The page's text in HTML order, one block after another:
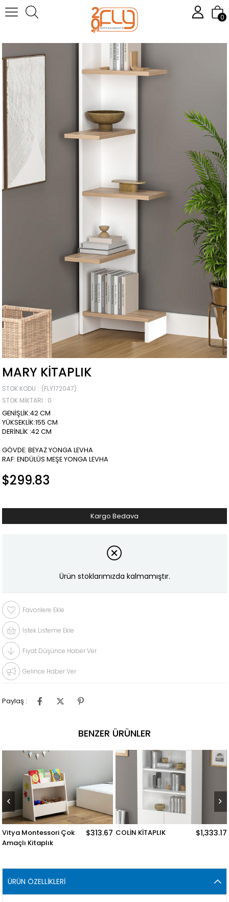
0
Anasayfa Kitaplık MARY KİTAPLIK
MARY KİTAPLIK
STOK KODU
(FLY172047)
STOK MIKTARI : 0
GENİŞLİK:42 CM
YÜKSEKLİK:155 CM
DERİNLİK :42 CM
GÖVDE: BEYAZ YONGA LEVHA
RAF: ENDÜLÜS MEŞE YONGA LEVHA
$299.83
Kargo Bedava
Ürün stoklarımızda kalmamıştır.
Favorilere Ekle
İstek Listeme Ekle
Fiyat Düşünce Haber Ver
Gelince Haber Ver
Paylaş :
BENZER ÜRÜNLER
Vitya Montessori Çok
Amaçlı Kitaplık
$313.67 COLİN KİTAPLIK $1,333.17
ÜRÜN ÖZELLIKLERI